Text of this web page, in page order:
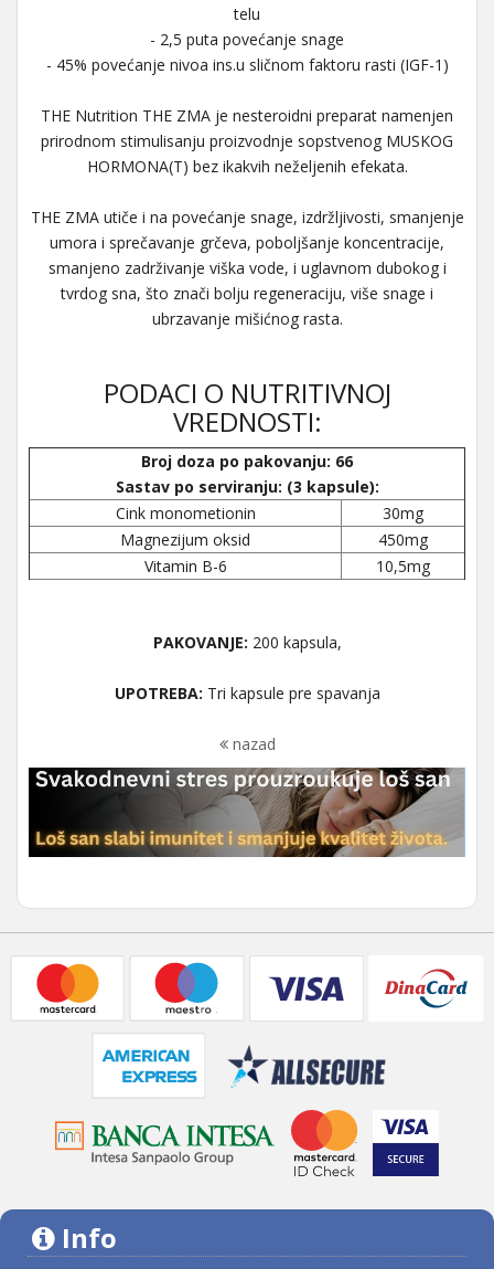
telu
- 2,5 puta povećanje snage
- 45% povećanje nivoa ins.u sličnom faktoru rasti (IGF-1)
THE Nutrition THE ZMA je nesteroidni preparat namenjen
prirodnom stimulisanju proizvodnje sopstvenog MUSKOG
HORMONA(T) bez ikakvih neželjenih efekata.
THE ZMA utiče i na povećanje snage, izdržljivosti, smanjenje
umora i sprečavanje grčeva, poboljšanje koncentracije,
smanjeno zadrživanje viška vode, i uglavnom dubokog i
tvrdog sna, što znači bolju regeneraciju, više snage i
ubrzavanje mišićnog rasta.
PODACI O NUTRITIVNOJ
VREDNOSTI:
Broj doza po pakovanju: 66
Sastav po serviranju: (3 kapsule):
Cink monometionin
30mg
Magnezijum oksid
450mg
Vitamin B-6
10,5mg
PAKOVANJE: 200 kapsula,
UPOTREBA: Tri kapsule pre spavanja
nazad
Info